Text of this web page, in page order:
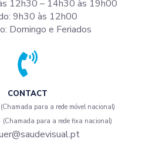
12h30 – 14h30 às 19h00
9h30 às 12h00
Domingo e Feriados
CONTACT
(Chamada para a rede móvel nacional)
(Chamada para a rede fixa nacional)